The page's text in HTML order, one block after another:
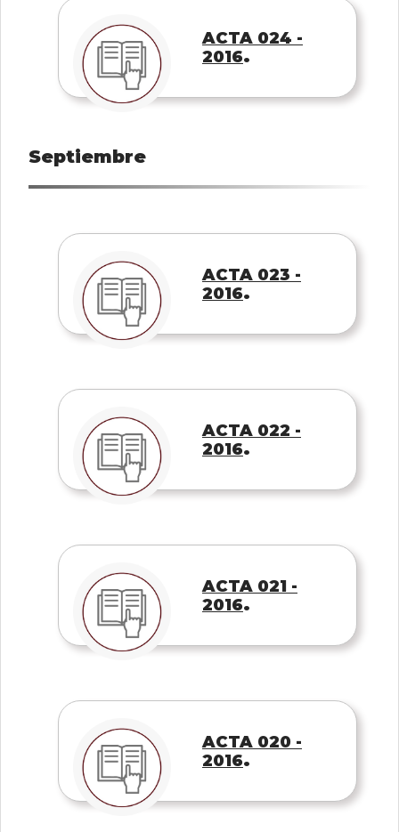
ACTA 024 -
2016.
Septiembre
ACTA 023 -
2016.
ACTA 022 -
2016.
ACTA 021 -
2016.
ACTA 020 -
2016.